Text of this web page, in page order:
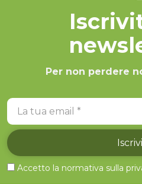
Per non perdere
La tua email
Accetto la normativa sulla